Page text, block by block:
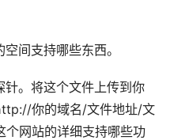
间支持哪些东西。
针。将这个文件上传到你
你的域名/文件地址/文
个网站的详细支持哪些功